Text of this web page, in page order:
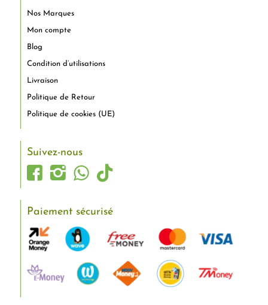
Nos Marques
Mon compte
Blog
Condition d’utilisations
Livraison
Politique de Retour
Politique de cookies (UE)
Suivez-nous
Paiement sécurisé